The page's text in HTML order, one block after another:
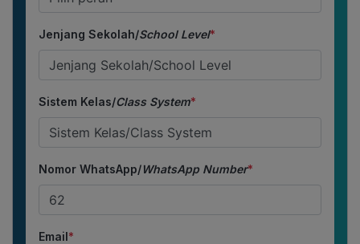
Jenjang Sekolah/School Level*
Sistem Kelas/Class System*
Nomor WhatsApp/WhatsApp Number*
Email*